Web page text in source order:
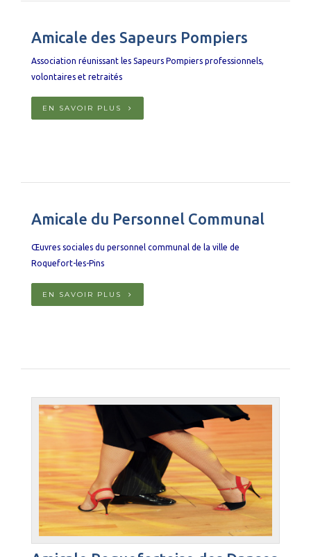
Amicale des Sapeurs Pompiers
Association réunissant les Sapeurs Pompiers professionnels,
volontaires et retraités
EN SAVOIR PLUS
Amicale du Personnel Communal
Œuvres sociales du personnel communal de la ville de
Roquefort-les-Pins
EN SAVOIR PLUS